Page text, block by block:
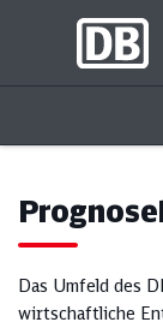
Das Umfeld des
wirtschaftliche